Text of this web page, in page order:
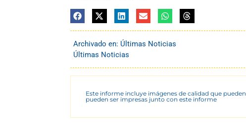
Archivado en: Últimas Noticias
Últimas Noticias
Este informe incluye imágenes de calidad que
pueden ser impresas junto con este informe